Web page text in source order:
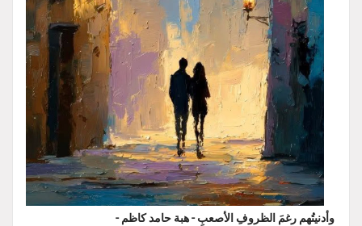
وأدنيتُهم رغمَ الظروفِ الأصعبِ - هبة حامد كاظم -